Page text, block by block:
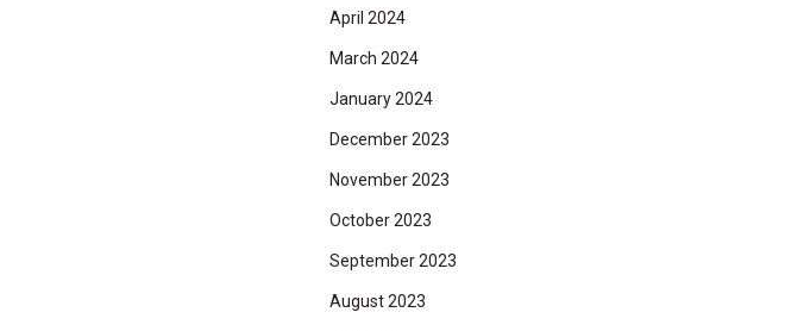
April 2024
March 2024
January 2024
December 2023
November 2023
October 2023
September 2023
August 2023